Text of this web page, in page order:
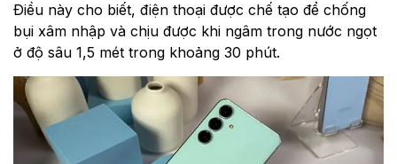
Điều này cho biết, điện thoại được chế tạo để chống
bụi xâm nhập và chịu được khi ngâm trong nước ngọt
ở độ sâu 1,5 mét trong khoảng 30 phút.